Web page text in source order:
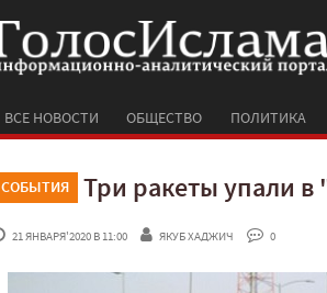
ВСЕ НОВОСТИ ОБЩЕСТВО ПОЛИТИКА
СОБЫТИЯ Три ракеты упали в
21 ЯНВАРЯ'2020 В 11:00 ЯКУБ ХАДЖИЧ 0